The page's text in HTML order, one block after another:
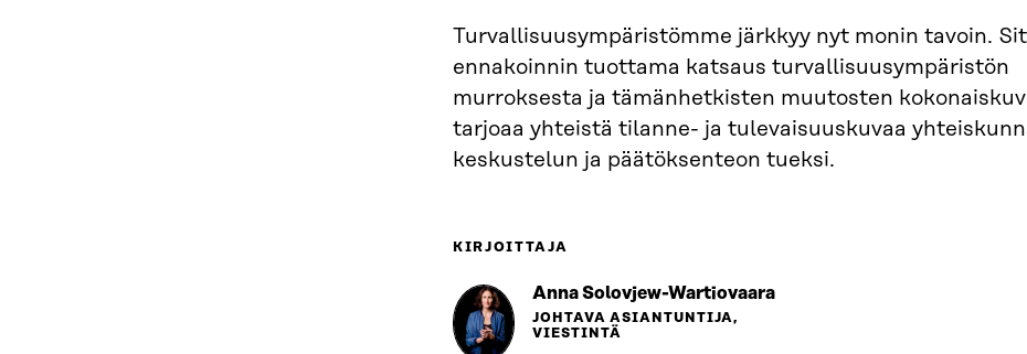
Turvallisuusympäristömme järkkyy nyt monin tavoin.
ennakoinnin tuottama katsaus turvallisuusympäristön
murroksesta ja tämänhetkisten muutosten
tarjoaa yhteistä tilanne- ja tulevaisuuskuvaa
keskustelun ja päätöksenteon tueksi.
KIRJOITTAJA
Anna Solovjew-Wartiovaara
JOHTAVA ASIANTUNTIJA,
VIESTINTÄ